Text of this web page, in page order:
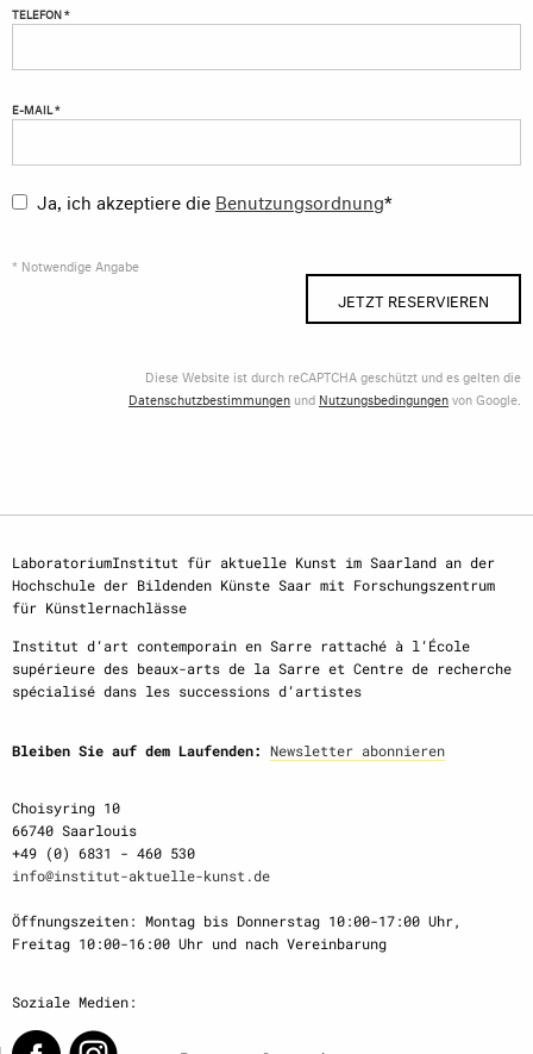
TELEFON *
E-MAIL *
Ja, ich akzeptiere die Benutzungsordnung*
* Notwendige Angabe
JETZT RESERVIEREN
Diese Website ist durch reCAPTCHA geschützt und es gelten die
Datenschutzbestimmungen und Nutzungsbedingungenvon Google.
LaboratoriumInstitut für aktuelle Kunst im Saarland an der
Hochschule der Bildenden Künste Saar mit Forschungszentrum
für Künstlernachlässe
Institut d‘art contemporain en Sarre rattaché à l‘École
supérieure des beaux-arts de la Sarre et Centre de recherche
spécialisé dans les successions d‘artistes
Bleiben Sie auf dem Laufenden: Newsletter abonnieren
Choisyring 10
66740 Saarlouis
+49 (0) 6831 - 460 530
info@institut-aktuelle-kunst.de
Öffnungszeiten: Montag bis Donnerstag 10:00-17:00 Uhr,
Freitag 10:00-16:00 Uhr und nach Vereinbarung
Soziale Medien: